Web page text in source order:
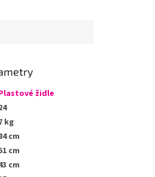
židle
kg
cm
cm
cm